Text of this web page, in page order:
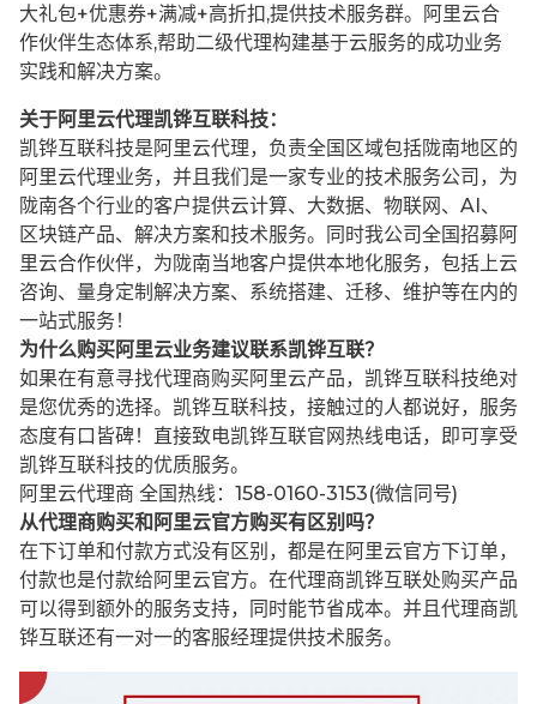
大礼包+优惠券+满减+高折扣,提供技术服务群。阿里云合
作伙伴生态体系,帮助二级代理构建基于云服务的成功业务
实践和解决方案。
关于阿里云代理凯铧互联科技：
凯铧互联科技是阿里云代理，负责全国区域包括陇南地区的
阿里云代理业务，并且我们是一家专业的技术服务公司，为
陇南各个行业的客户提供云计算、大数据、物联网、AI、
区块链产品、解决方案和技术服务。同时我公司全国招募阿
里云合作伙伴，为陇南当地客户提供本地化服务，包括上云
咨询、量身定制解决方案、系统搭建、迁移、维护等在内的
一站式服务！
为什么购买阿里云业务建议联系凯铧互联？
如果在有意寻找代理商购买阿里云产品，凯铧互联科技绝对
是您优秀的选择。凯铧互联科技，接触过的人都说好，服务
态度有口皆碑！直接致电凯铧互联官网热线电话，即可享受
凯铧互联科技的优质服务。
阿里云代理商 全国热线：158-0160-3153(微信同号)
从代理商购买和阿里云官方购买有区别吗？
在下订单和付款方式没有区别，都是在阿里云官方下订单，
付款也是付款给阿里云官方。在代理商凯铧互联处购买产品
可以得到额外的服务支持，同时能节省成本。并且代理商凯
铧互联还有一对一的客服经理提供技术服务。